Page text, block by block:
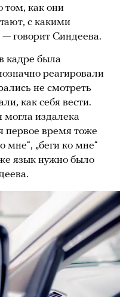
том, как они
с какими
говорит Синдеева.
кадре была
реагировали
не смотреть
как себя вести.
издалека
первое время тоже
мне“, „беги ко мне“
язык нужно было